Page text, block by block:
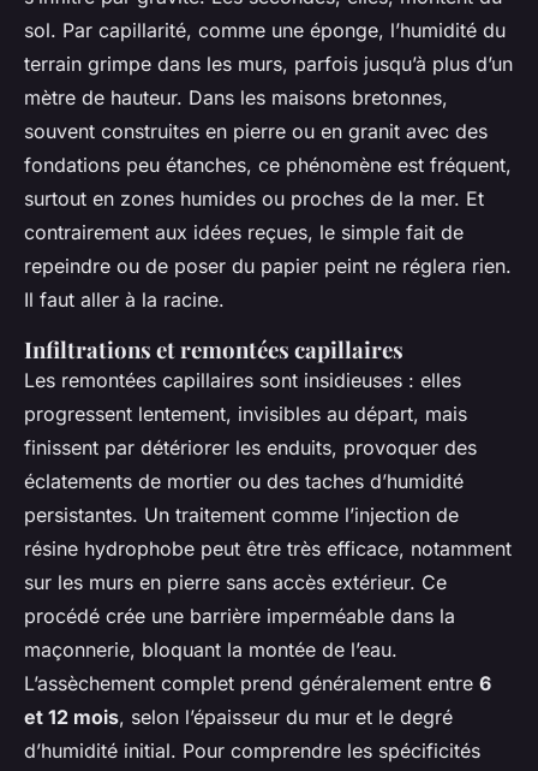
sol. Par capillarité, comme une éponge, l’humidité du
terrain grimpe dans les murs, parfois jusqu’à plus d’un
mètre de hauteur. Dans les maisons bretonnes,
souvent construites en pierre ou en granit avec des
fondations peu étanches, ce phénomène est fréquent,
surtout en zones humides ou proches de la mer. Et
contrairement aux idées reçues, le simple fait de
repeindre ou de poser du papier peint ne réglera rien.
Il faut aller à la racine.
Infiltrations et remontées capillaires
Les remontées capillaires sont insidieuses : elles
progressent lentement, invisibles au départ, mais
finissent par détériorer les enduits, provoquer des
éclatements de mortier ou des taches d’humidité
persistantes. Un traitement comme l’injection de
résine hydrophobe peut être très efficace, notamment
sur les murs en pierre sans accès extérieur. Ce
procédé crée une barrière imperméable dans la
maçonnerie, bloquant la montée de l’eau.
L’assèchement complet prend généralement entre 6
et 12 mois, selon l’épaisseur du mur et le degré
d’humidité initial. Pour comprendre les spécificités